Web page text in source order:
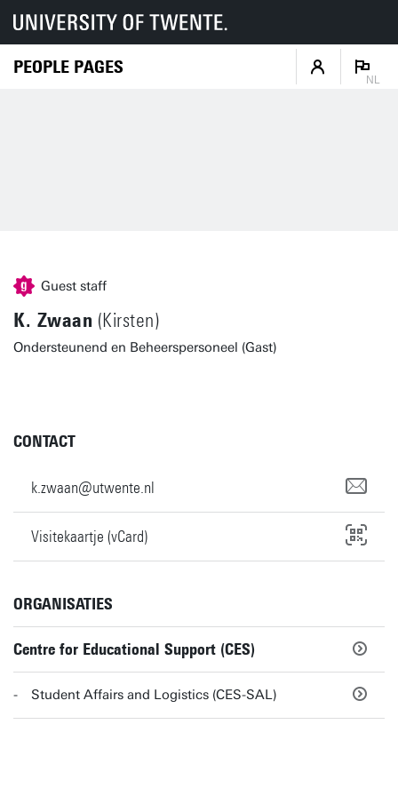
PEOPLE PAGES
NL
Guest staff
K. Zwaan (Kirsten)
Ondersteunend en Beheerspersoneel (Gast)
CONTACT
k.zwaan@utwente.nl
Visitekaartje (vCard)
ORGANISATIES
Centre for Educational Support (CES)
Student Affairs and Logistics (CES-SAL)